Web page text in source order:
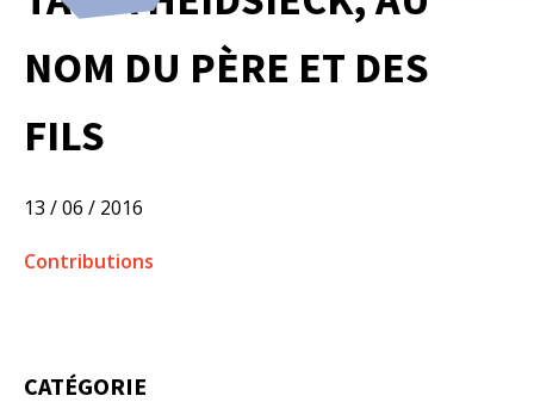
NOM DU PÈRE ET DES
FILS
13 / 06 / 2016
Contributions
CATÉGORIE